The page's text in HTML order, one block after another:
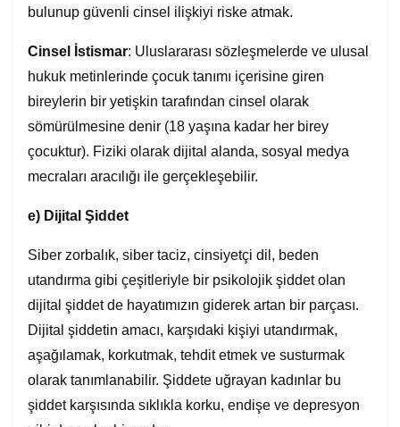
bulunup güvenli cinsel ilişkiyi riske atmak.
Cinsel İstismar: Uluslararası sözleşmelerde ve ulusal
hukuk metinlerinde çocuk tanımı içerisine giren
bireylerin bir yetişkin tarafından cinsel olarak
sömürülmesine denir (18 yaşına kadar her birey
çocuktur). Fiziki olarak dijital alanda, sosyal medya
mecraları aracılığı ile gerçekleşebilir.
e) Dijital Şiddet
Siber zorbalık, siber taciz, cinsiyetçi dil, beden
utandırma gibi çeşitleriyle bir psikolojik şiddet olan
dijital şiddet de hayatımızın giderek artan bir parçası.
Dijital şiddetin amacı, karşıdaki kişiyi utandırmak,
aşağılamak, korkutmak, tehdit etmek ve susturmak
olarak tanımlanabilir. Şiddete uğrayan kadınlar bu
şiddet karşısında sıklıkla korku, endişe ve depresyon